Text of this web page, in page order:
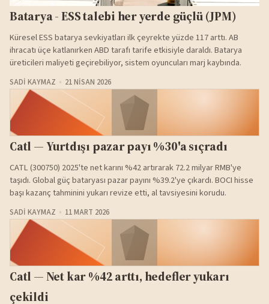
Batarya - ESS talebi her yerde güçlü (JPM)
Küresel ESS batarya sevkiyatları ilk çeyrekte yüzde 117 arttı. AB
ihracatı üçe katlanırken ABD tarafı tarife etkisiyle daraldı. Batarya
üreticileri maliyeti geçirebiliyor, sistem oyuncuları marj kaybında.
SADI KAYMAZ 21 NISAN 2026
Catl — Yurtdışı pazar payı %30'a sıçradı
CATL (300750) 2025'te net karını %42 artırarak 72.2 milyar RMB'ye
taşıdı. Global güç bataryası pazar payını %39.2'ye çıkardı. BOCI hisse
başı kazanç tahminini yukarı revize etti, al tavsiyesini korudu.
SADI KAYMAZ 11 MART 2026
Catl — Net kar %42 arttı, hedefler yukarı
çekildi